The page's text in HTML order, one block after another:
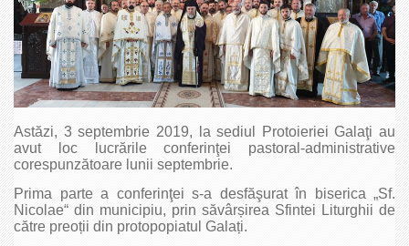
Astăzi, 3 septembrie 2019, la sediul Protoieriei Galaţi au
avut loc lucrările conferinţei pastoral-administrative
corespunzătoare lunii septembrie.
Prima parte a conferinţei s-a desfăşurat în biserica „Sf.
Nicolae“ din municipiu, prin săvârșirea Sfintei Liturghii de
către preoții din protopopiatul Galați.